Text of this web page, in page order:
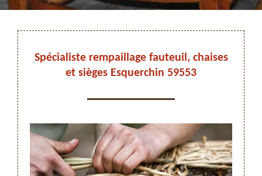
Spécialiste rempaillage fauteuil, chaises
et sièges Esquerchin 59553